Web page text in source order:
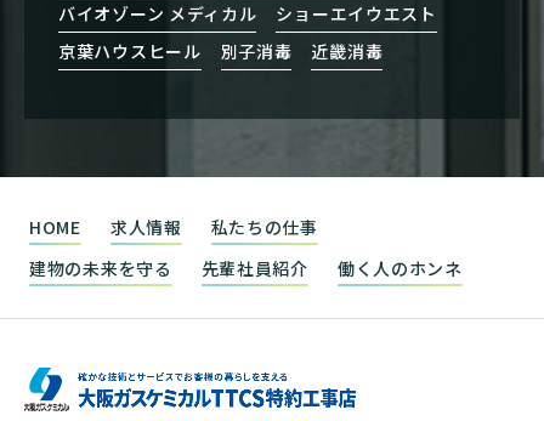
バイオゾーン メディカル
ショーエイウエスト
京葉ハウスヒール
別子消毒 近畿消毒
HOME 求人情報
私たちの仕事
建物の未来を守る
先輩社員紹介 働く人のホンネ